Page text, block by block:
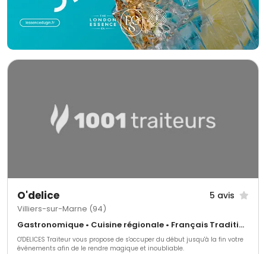
O'delice 5 avis
Villiers-sur-Marne (94)
Gastronomique • Cuisine régionale • Français Traditionnel
O'DELICES Traiteur vous propose de s'occuper du début jusqu'à la fin votre
événements afin de le rendre magique et inoubliable.